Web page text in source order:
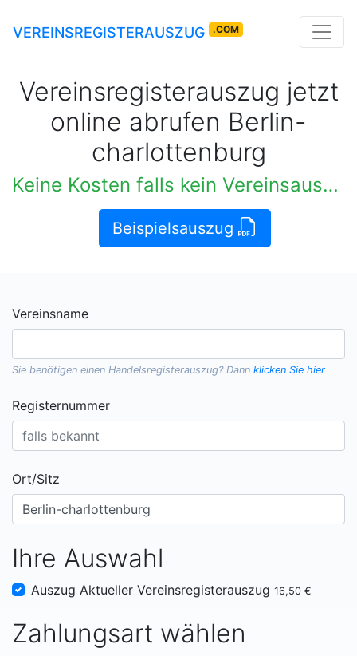
VEREINSREGISTERAUSZUG .COM
Vereinsregisterauszug jetzt
online abrufen Berlin-
charlottenburg
Keine Kosten falls kein Vereinsauszug verfügbar
Beispielsauszug
Vereinsname
Sie benötigen einen Handelsregisterauszug? Dann klicken Sie hier
Registernummer
Ort/Sitz
Ihre Auswahl
Auszug Aktueller Vereinsregisterauszug 16,50 €
Zahlungsart wählen